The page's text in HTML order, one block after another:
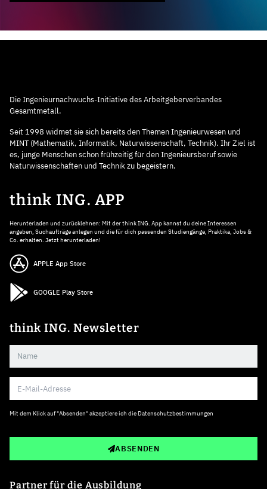
Die Ingenieurnachwuchs-Initiative des Arbeitgeberverbandes
Gesamtmetall.
Seit 1998 widmet sie sich bereits den Themen Ingenieurwesen und
MINT (Mathematik, Informatik, Naturwissenschaft, Technik). Ihr Ziel ist
es, junge Menschen schon frühzeitig für den Ingenieursberuf sowie
Naturwissenschaften und Technik zu begeistern.
think ING. APP
Herunterladen und zurücklehnen: Mit der think ING. App kannst du deine Interessen
angeben, Suchaufträge anlegen und die für dich passenden Studiengänge, Praktika, Jobs &
Co. erhalten. Jetzt herunterladen!
APPLE App Store
GOOGLE Play Store
think ING. Newsletter
Mit dem Klick auf "Absenden" akzeptiere ich die Datenschutzbestimmungen
ABSENDEN
Partner für die Ausbildung